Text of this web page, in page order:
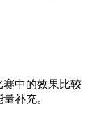
中的效果比较
补充。